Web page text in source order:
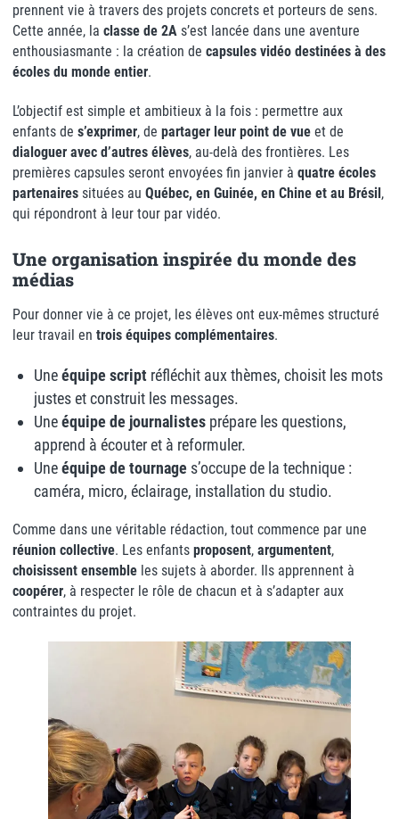
prennent vie à travers des projets concrets et porteurs de sens.
Cette année, la classe de 2A s’est lancée dans une aventure
enthousiasmante : la création de capsules vidéo destinées à des
écoles du monde entier.
L’objectif est simple et ambitieux à la fois : permettre aux
enfants de s’exprimer, de partager leur point de vue et de
dialoguer avec d’autres élèves, au-delà des frontières. Les
premières capsules seront envoyées fin janvier à quatre écoles
partenaires situées au Québec, en Guinée, en Chine et au Brésil ,
qui répondront à leur tour par vidéo.
Une organisation inspirée du monde des
médias
Pour donner vie à ce projet, les élèves ont eux-mêmes structuré
leur travail en trois équipes complémentaires.
Uneéquipe script réfléchit aux thèmes, choisit les mots
justes et construit les messages.
Uneéquipe de journalistes prépare les questions,
apprend à écouter et à reformuler.
Uneéquipe de tournage s’occupe de la technique :
caméra, micro, éclairage, installation du studio.
Comme dans une véritable rédaction, tout commence par une
réunion collective. Les enfants proposent, argumentent,
choisissent ensemble les sujets à aborder. Ils apprennent à
coopérer, à respecter le rôle de chacun et à s’adapter aux
contraintes du projet.